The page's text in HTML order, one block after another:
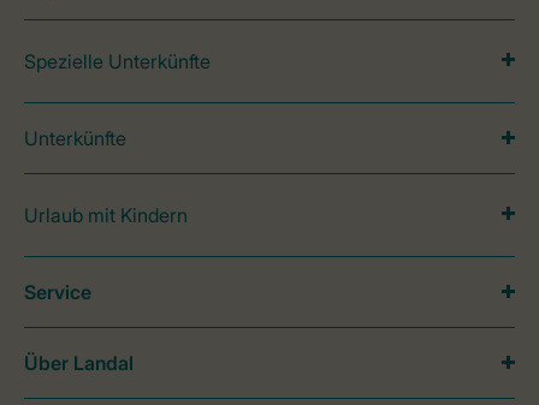
Spezielle Unterkünfte
Unterkünfte
Urlaub mit Kindern
Service
Über Landal